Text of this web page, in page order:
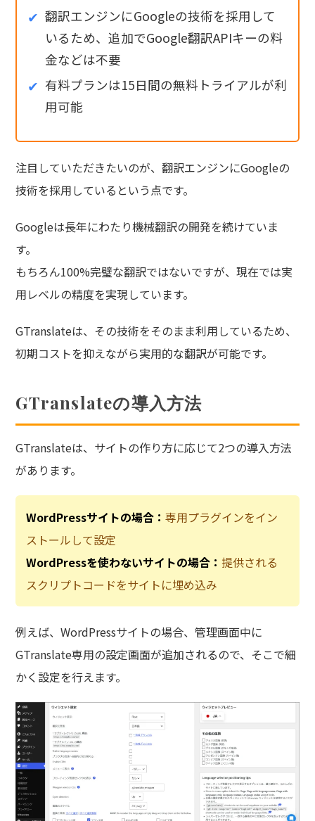
翻訳エンジンにGoogleの技術を採用して
いるため、追加でGoogle翻訳APIキーの料
金などは不要
有料プランは15日間の無料トライアルが利
用可能
注目していただきたいのが、翻訳エンジンにGoogleの
技術を採用しているという点です。
Googleは長年にわたり機械翻訳の開発を続けていま
す。
もちろん100%完璧な翻訳ではないですが、現在では実
用レベルの精度を実現しています。
GTranslateは、その技術をそのまま利用しているため、
初期コストを抑えながら実用的な翻訳が可能です。
GTranslateの導入方法
GTranslateは、サイトの作り方に応じて2つの導入方法
があります。
WordPressサイトの場合：専用プラグインをイン
ストールして設定
WordPressを使わないサイトの場合： 提供される
スクリプトコードをサイトに埋め込み
例えば、WordPressサイトの場合、管理画面中に
GTranslate専用の設定画面が追加されるので、そこで細
かく設定を行えます。